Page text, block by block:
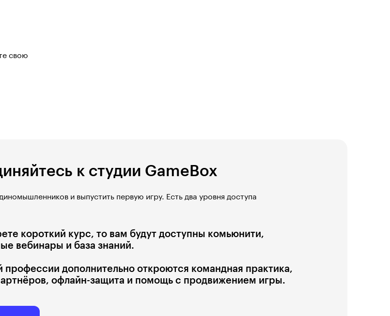
свою
к студии GameBox
и выпустить первую игру. Есть два уровня доступа
короткий курс, то вам будут доступны комьюнити,
вебинары и база знаний.
профессии дополнительно откроются командная практика,
офлайн-защита и помощь с продвижением игры.